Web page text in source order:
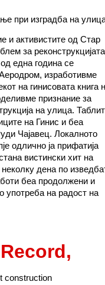
при изградба на
и активистите од Стар
за реконструкцијата
една година се
изработивме
на гинисовата книга
признание за
на улица.
на Гинис и беа
Чајавец. Локалното
одлично ја прифатија
вистински хит на
дена по
беа продолжени и
употреба на радост на
,
construction